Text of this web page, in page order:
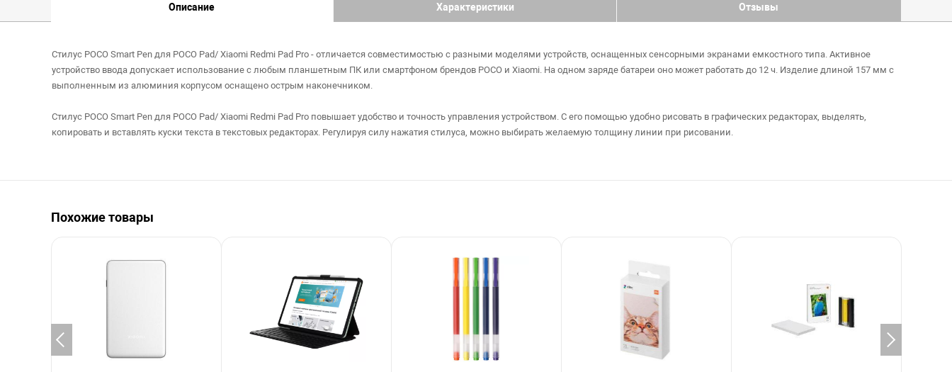
Описание Характеристики Отзывы
Стилус POCO Smart Pen для POCO Pad/ Xiaomi Redmi Pad Pro - отличается совместимостью с разными моделями устройств, оснащенных сенсорными экранами емкостного типа. Активное
устройство ввода допускает использование с любым планшетным ПК или смартфоном брендов POCO и Xiaomi. На одном заряде батареи оно может работать до 12 ч. Изделие длиной 157 мм с
выполненным из алюминия корпусом оснащено острым наконечником.
Стилус POCO Smart Pen для POCO Pad/ Xiaomi Redmi Pad Pro повышает удобство и точность управления устройством. С его помощью удобно рисовать в графических редакторах, выделять,
копировать и вставлять куски текста в текстовых редакторах. Регулируя силу нажатия стилуса, можно выбирать желаемую толщину линии при рисовании.
Похожие товары